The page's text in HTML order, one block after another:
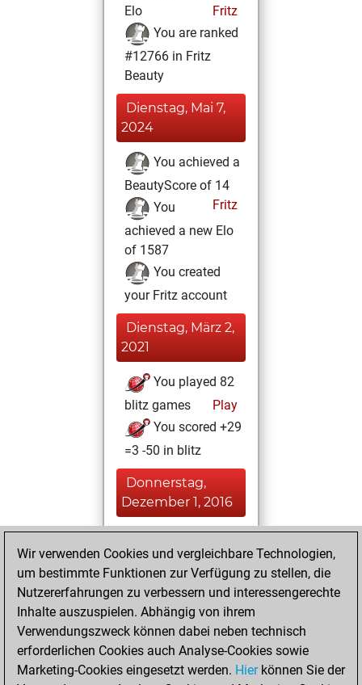
Elo
Fritz
You are ranked
#12766 in Fritz
Beauty
Dienstag, Mai 7,
2024
You achieved a
BeautyScore of 14
Fritz
You
achieved a new Elo
of 1587
You created
your Fritz account
Dienstag, März 2,
2021
You played 82
blitz games
Play
You scored +29
=3 -50 in blitz
Donnerstag,
Dezember 1, 2016
You played 1
slow games
Play
You scored +0
=0 -1 in slow games
Donnerstag, März
17, 2016
Wir verwenden Cookies und vergleichbare Technologien,
um bestimmte Funktionen zur Verfügung zu stellen, die
Nutzererfahrungen zu verbessern und interessengerechte
Inhalte auszuspielen. Abhängig von ihrem
Verwendungszweck können dabei neben technisch
erforderlichen Cookies auch Analyse-Cookies sowie
Marketing-Cookies eingesetzt werden. Hierkönnen Sie der